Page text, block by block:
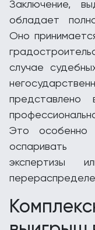
Заключение,
обладает
Оно
случае
представлено
Это особенно
оспаривать
экспертизы